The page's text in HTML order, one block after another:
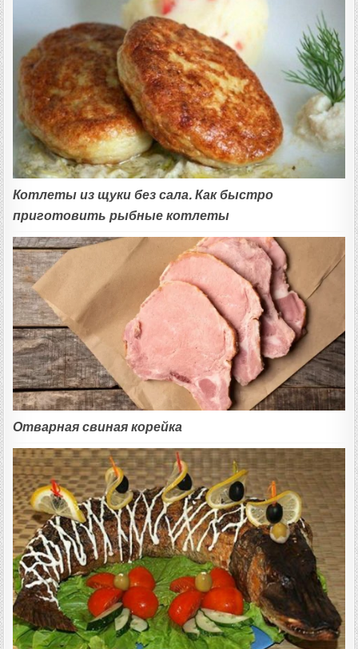
Котлеты из щуки без сала. Как быстро
приготовить рыбные котлеты
Отварная свиная корейка